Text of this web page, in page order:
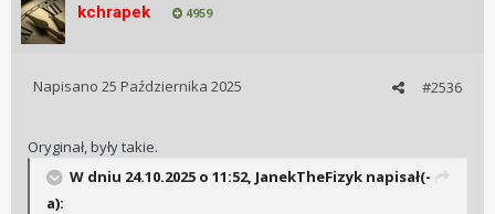
kchrapek 4959
#2536
Napisano 25 Października 2025
Oryginał, były takie.
W dniu 24.10.2025 o 11:52, JanekTheFizyk napisał(-
a):